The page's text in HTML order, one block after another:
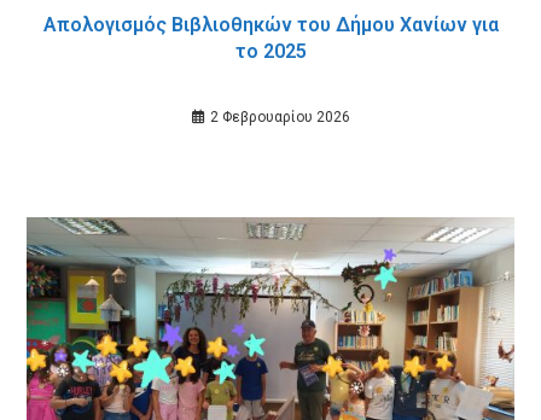
Απολογισμός Βιβλιοθηκών του Δήμου Χανίων για
το 2025
2 Φεβρουαρίου 2026